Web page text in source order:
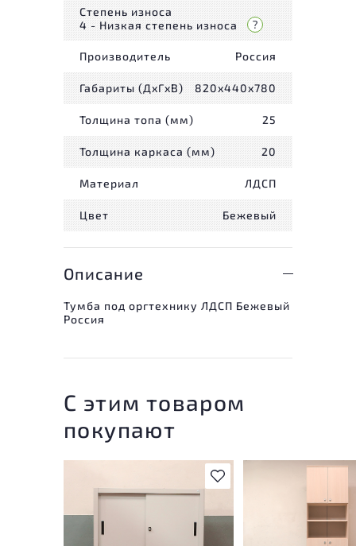
Степень износа
4 - Низкая степень износа
Производитель Россия
Габариты (ДxГxВ) 820x440x780
Толщина топа (мм) 25
Толщина каркаса (мм) 20
Материал ЛДСП
Цвет Бежевый
Описание
Тумба под оргтехнику ЛДСП Бежевый
Россия
С этим товаром
покупают
В избранное
незначительные
эксплуатации, не
использования